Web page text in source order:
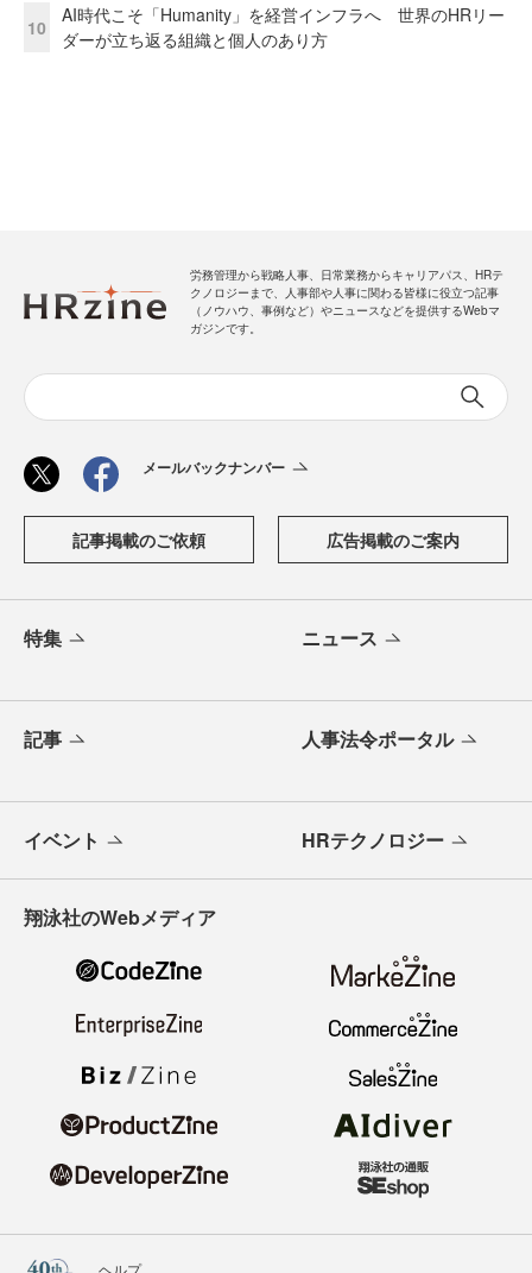
10
AI時代こそ「Humanity」を経営インフラへ 世界のHRリー
ダーが立ち返る組織と個人のあり方
労務管理から戦略人事、日常業務からキャリアパス、HRテ
クノロジーまで、人事部や人事に関わる皆様に役立つ記事
（ノウハウ、事例など）やニュースなどを提供するWebマ
ガジンです。
メールバックナンバー
記事掲載のご依頼 広告掲載のご案内
特集 ニュース
記事 人事法令ポータル
イベント HRテクノロジー
翔泳社のWebメディア
ヘルプ